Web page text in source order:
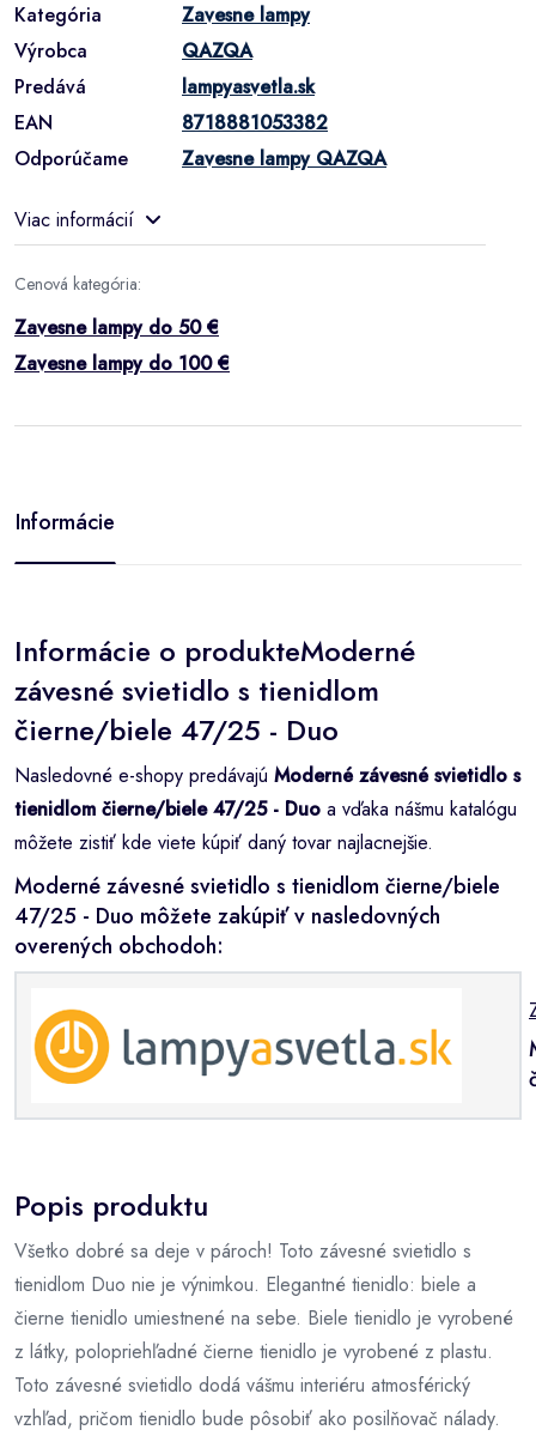
Kategória
Zavesne lampy
Výrobca
QAZQA
Predává
lampyasvetla.sk
EAN
8718881053382
Odporúčame
Zavesne lampy QAZQA
Viac informácií
Cenová kategória:
Zavesne lampy do 50 €
Zavesne lampy do 100 €
Informácie
Informácie o produkteModerné
závesné svietidlo s tienidlom
čierne/biele 47/25 - Duo
Nasledovné e-shopy predávajú Moderné závesné svietidlo s
tienidlom čierne/biele 47/25 - Duo a vďaka nášmu katalógu
môžete zistiť kde viete kúpiť daný tovar najlacnejšie.
Moderné závesné svietidlo s tienidlom čierne/biele
47/25 - Duo môžete zakúpiť v nasledovných
overených obchodoh:
Popis produktu
Všetko dobré sa deje v pároch! Toto závesné svietidlo s
tienidlom Duo nie je výnimkou. Elegantné tienidlo: biele a
čierne tienidlo umiestnené na sebe. Biele tienidlo je vyrobené
z látky, polopriehľadné čierne tienidlo je vyrobené z plastu.
Toto závesné svietidlo dodá vášmu interiéru atmosférický
vzhľad, pričom tienidlo bude pôsobiť ako posilňovač nálady.